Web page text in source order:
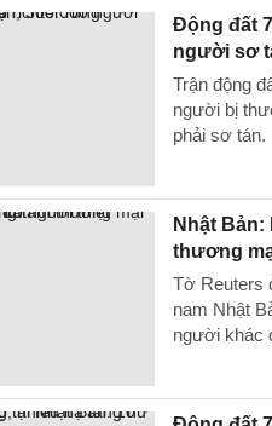
Động đất
người sơ
Trận động
người bị
phải sơ tán.
Nhật
thương
Tờ Reuters
nam Nhật
người khác